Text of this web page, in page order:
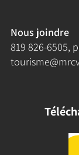
Nous joindre
819 826-6505,